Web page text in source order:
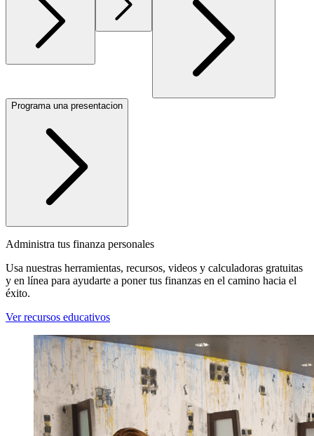
Programa una presentacion
Administra tus finanza personales
Usa nuestras herramientas, recursos, videos y calculadoras gratuitas
y en línea para ayudarte a poner tus finanzas en el camino hacia el
éxito.
Ver recursos educativos